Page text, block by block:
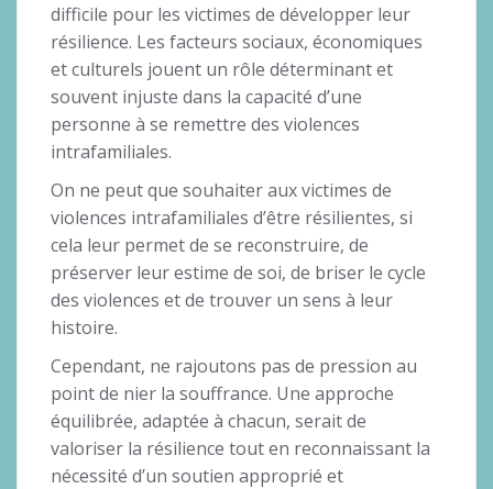
difficile pour les victimes de développer leur
résilience. Les facteurs sociaux, économiques
et culturels jouent un rôle déterminant et
souvent injuste dans la capacité d’une
personne à se remettre des violences
intrafamiliales.
On ne peut que souhaiter aux victimes de
violences intrafamiliales d’être résilientes, si
cela leur permet de se reconstruire, de
préserver leur estime de soi, de briser le cycle
des violences et de trouver un sens à leur
histoire.
Cependant, ne rajoutons pas de pression au
point de nier la souffrance. Une approche
équilibrée, adaptée à chacun, serait de
valoriser la résilience tout en reconnaissant la
nécessité d’un soutien approprié et